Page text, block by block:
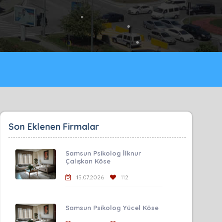
Son Eklenen Firmalar
Samsun Psikolog İlknur
Çalışkan Köse
15.07.2026 112
Samsun Psikolog Yücel Köse